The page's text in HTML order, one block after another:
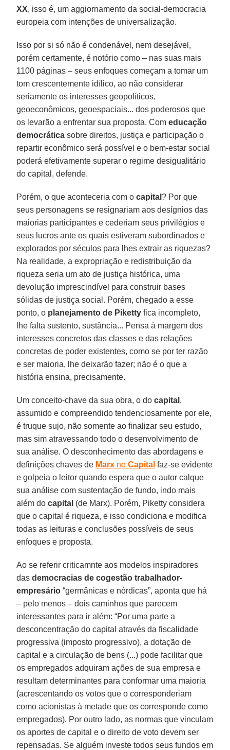
XX, isso é, um aggiornamento da social-democracia
europeia com intenções de universalização.
Isso por si só não é condenável, nem desejável,
porém certamente, é notório como – nas suas mais
1100 páginas – seus enfoques começam a tomar um
tom crescentemente idílico, ao não considerar
seriamente os interesses geopolíticos,
geoeconômicos, geoespaciais... dos poderosos que
os levarão a enfrentar sua proposta. Comeducação
democrática sobre direitos, justiça e participação o
repartir econômico será possível e o bem-estar social
poderá efetivamente superar o regime desigualitário
do capital, defende.
Porém, o que aconteceria com ocapital? Por que
seus personagens se resignariam aos desígnios das
maiorias participantes e cederiam seus privilégios e
seus lucros ante os quais estiveram subordinados e
explorados por séculos para lhes extrair as riquezas?
Na realidade, a expropriação e redistribuição da
riqueza seria um ato de justiça histórica, uma
devolução imprescindível para construir bases
sólidas de justiça social. Porém, chegado a esse
ponto, o planejamento de Piketty fica incompleto,
lhe falta sustento, sustância... Pensa à margem dos
interesses concretos das classes e das relações
concretas de poder existentes, como se por ter razão
e ser maioria, lhe deixarão fazer; não é o que a
história ensina, precisamente.
Um conceito-chave da sua obra, o docapital ,
assumido e compreendido tendenciosamente por ele,
é truque sujo, não somente ao finalizar seu estudo,
mas sim atravessando todo o desenvolvimento de
sua análise. O desconhecimento das abordagens e
definições chaves de Marx noCapital faz-se evidente
e golpeia o leitor quando espera que o autor calque
sua análise com sustentação de fundo, indo mais
além docapital (de Marx). Porém, Piketty considera
que o capital é riqueza, e isso condiciona e modifica
todas as leituras e conclusões possíveis de seus
enfoques e proposta.
Ao se referir criticamnte aos modelos inspiradores
dasdemocracias de cogestão trabalhador-
empresário “germânicas e nórdicas”, aponta que há
– pelo menos – dois caminhos que parecem
interessantes para ir além: “Por uma parte a
desconcentração do capital através da fiscalidade
progressiva (imposto progressivo), a dotação de
capital e a circulação de bens (...) pode facilitar que
os empregados adquiram ações de sua empresa e
resultam determinantes para conformar uma maioria
(acrescentando os votos que o corresponderiam
como acionistas à metade que os corresponde como
empregados). Por outro lado, as normas que vinculam
os aportes de capital e o direito de voto devem ser
repensadas. Se alguém investe todos seus fundos em